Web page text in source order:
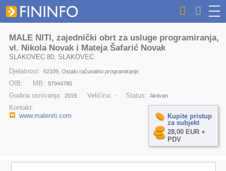
MALE NITI, zajednički obrt za usluge programiranja,
vl. Nikola Novak i Mateja Šafarić Novak
SLAKOVEC 80, SLAKOVEC
Djelatnost: 62109, Ostalo računalno programiranje
OIB: MB: 97944785
Godina osnivanja: 2019. Veličina: - Status: Aktivan
Kontakt:
www.maleniti.com
Kupite pristup
za subjekt
28,00 EUR +
PDV